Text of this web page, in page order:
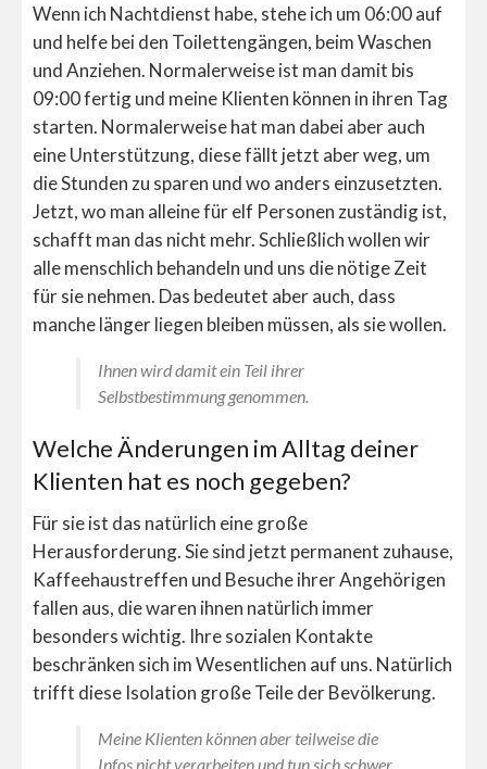
Wenn ich Nachtdienst habe, stehe ich um 06:00 auf
und helfe bei den Toilettengängen, beim Waschen
und Anziehen. Normalerweise ist man damit bis
09:00 fertig und meine Klienten können in ihren Tag
starten. Normalerweise hat man dabei aber auch
eine Unterstützung, diese fällt jetzt aber weg, um
die Stunden zu sparen und wo anders einzusetzten.
Jetzt, wo man alleine für elf Personen zuständig ist,
schafft man das nicht mehr. Schließlich wollen wir
alle menschlich behandeln und uns die nötige Zeit
für sie nehmen. Das bedeutet aber auch, dass
manche länger liegen bleiben müssen, als sie wollen.
Ihnen wird damit ein Teil ihrer
Selbstbestimmung genommen.
Welche Änderungen im Alltag deiner
Klienten hat es noch gegeben?
Für sie ist das natürlich eine große
Herausforderung. Sie sind jetzt permanent zuhause,
Kaffeehaustreffen und Besuche ihrer Angehörigen
fallen aus, die waren ihnen natürlich immer
besonders wichtig. Ihre sozialen Kontakte
beschränken sich im Wesentlichen auf uns. Natürlich
trifft diese Isolation große Teile der Bevölkerung.
Meine Klienten können aber teilweise die
Infos nicht verarbeiten und tun sich schwer